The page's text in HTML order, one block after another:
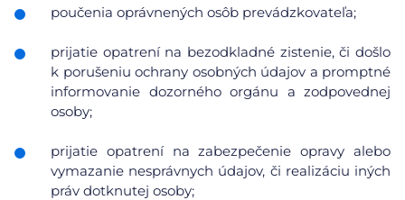
poučenia oprávnených osôb prevádzkovateľa;
prijatie opatrení na bezodkladné zistenie, či došlo
k porušeniu ochrany osobných údajov a promptné
informovanie dozorného orgánu a zodpovednej
osoby;
prijatie opatrení na zabezpečenie opravy alebo
vymazanie nesprávnych údajov, či realizáciu iných
práv dotknutej osoby;